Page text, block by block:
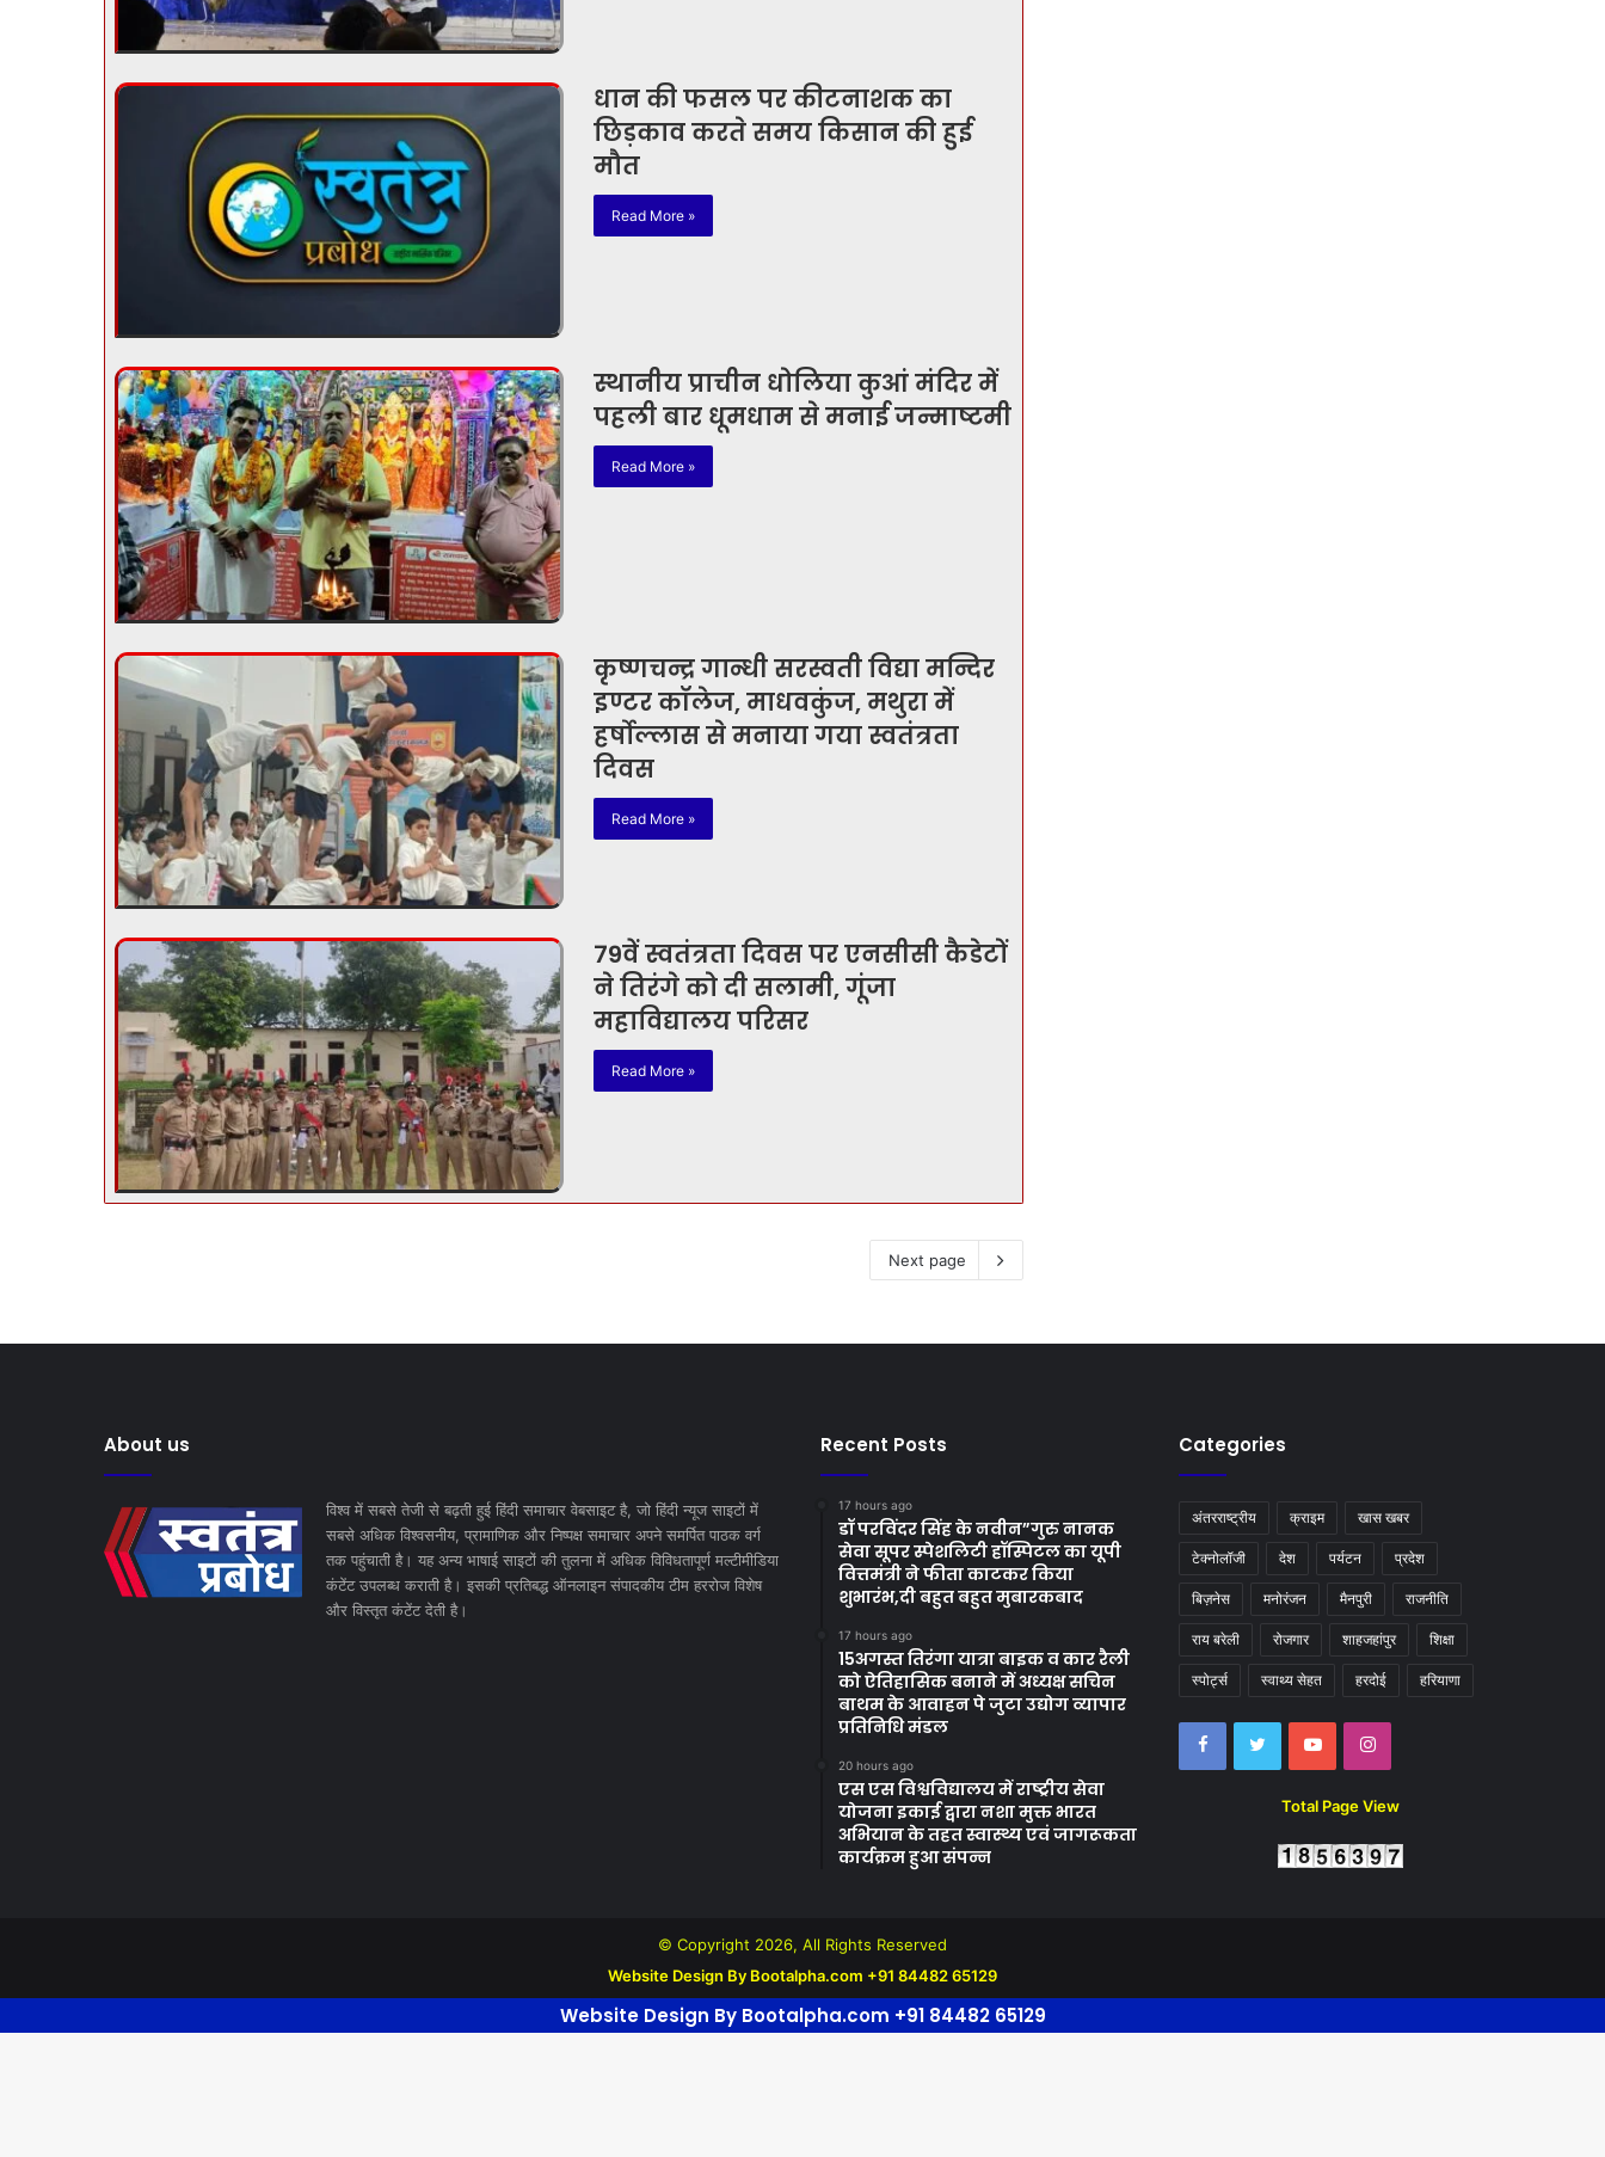
धान की फसल पर कीटनाशक का
छिड़काव करते समय किसान की हुई
मौत
Read More »
स्थानीय प्राचीन धोलिया कुआं मंदिर में
पहली बार धूमधाम से मनाई जन्माष्टमी
Read More »
कृष्णचन्द्र गान्धी सरस्वती विद्या मन्दिर
इण्टर कॉलेज, माधवकुंज, मथुरा में
हर्षोल्लास से मनाया गया स्वतंत्रता
दिवस
Read More »
79वें स्वतंत्रता दिवस पर एनसीसी कैडेटों
ने तिरंगे को दी सलामी, गूंजा
महाविद्यालय परिसर
Read More »
Next page
About us
विश्व में सबसे तेजी से बढ़ती हुई हिंदी समाचार वेबसाइट है, जो हिंदी न्यूज साइटों में
सबसे अधिक विश्वसनीय, प्रामाणिक और निष्पक्ष समाचार अपने समर्पित पाठक वर्ग
तक पहुंचाती है। यह अन्य भाषाई साइटों की तुलना में अधिक विविधतापूर्ण मल्टीमीडिया
कंटेंट उपलब्ध कराती है। इसकी प्रतिबद्ध ऑनलाइन संपादकीय टीम हररोज विशेष
और विस्तृत कंटेंट देती है।
Recent Posts
17 hours ago
डॉ परविंदर सिंह के नवीन”गुरु नानक
सेवा सूपर स्पेशलिटी हॉस्पिटल का यूपी
वित्तमंत्री ने फीता काटकर किया
शुभारंभ,दी बहुत बहुत मुबारकबाद
17 hours ago
15अगस्त तिरंगा यात्रा बाइक व कार रैली
को ऐतिहासिक बनाने में अध्यक्ष सचिन
बाथम के आवाहन पे जुटा उद्योग व्यापार
प्रतिनिधि मंडल
20 hours ago
एस एस विश्वविद्यालय में राष्ट्रीय सेवा
योजना इकाई द्वारा नशा मुक्त भारत
अभियान के तहत स्वास्थ्य एवं जागरूकता
कार्यक्रम हुआ संपन्न
Categories
अंतरराष्ट्रीय क्राइम खास खबर
टेक्नोलॉजी देश पर्यटन प्रदेश
बिज़नेस मनोरंजन मैनपुरी राजनीति
राय बरेली रोजगार शाहजहांपुर शिक्षा
स्पोर्ट्स स्वाथ्य सेहत हरदोई हरियाणा
FacebookTwitterYouTubeInstagram
Total Page View
© Copyright 2026, All Rights Reserved
Website Design By Bootalpha.com +91 84482 65129
Website Design By Bootalpha.com +91 84482 65129